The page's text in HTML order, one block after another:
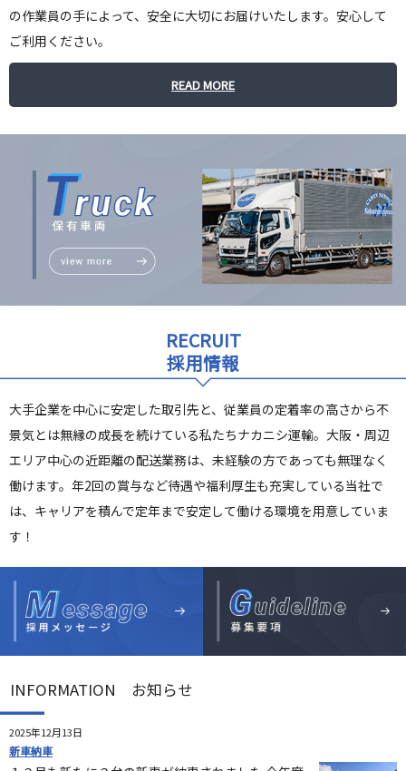
の作業員の手によって、安全に大切にお届けいたします。安心して
ご利用ください。
READ MORE
RECRUIT
採用情報
大手企業を中心に安定した取引先と、従業員の定着率の高さから不
景気とは無縁の成長を続けている私たちナカニシ運輸。大阪・周辺
エリア中心の近距離の配送業務は、未経験の方であっても無理なく
働けます。年2回の賞与など待遇や福利厚生も充実している当社で
は、キャリアを積んで定年まで安定して働ける環境を用意していま
す！
INFORMATION お知らせ
2025年12月13日
新車納車